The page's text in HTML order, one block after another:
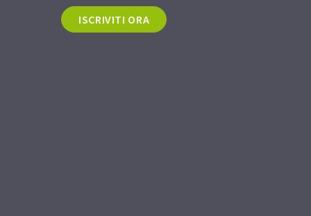
ISCRIVITI ORA